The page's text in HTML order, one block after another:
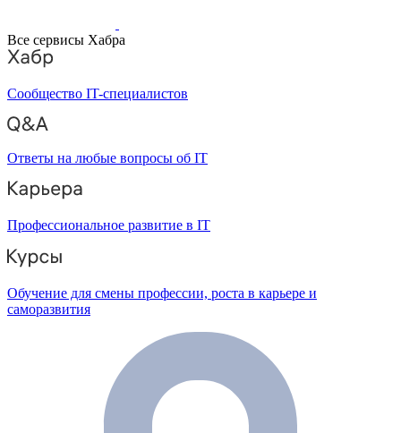
Все сервисы Хабра
Сообщество IT-специалистов
Ответы на любые вопросы об IT
Профессиональное развитие в IT
Обучение для смены профессии, роста в карьере и
саморазвития